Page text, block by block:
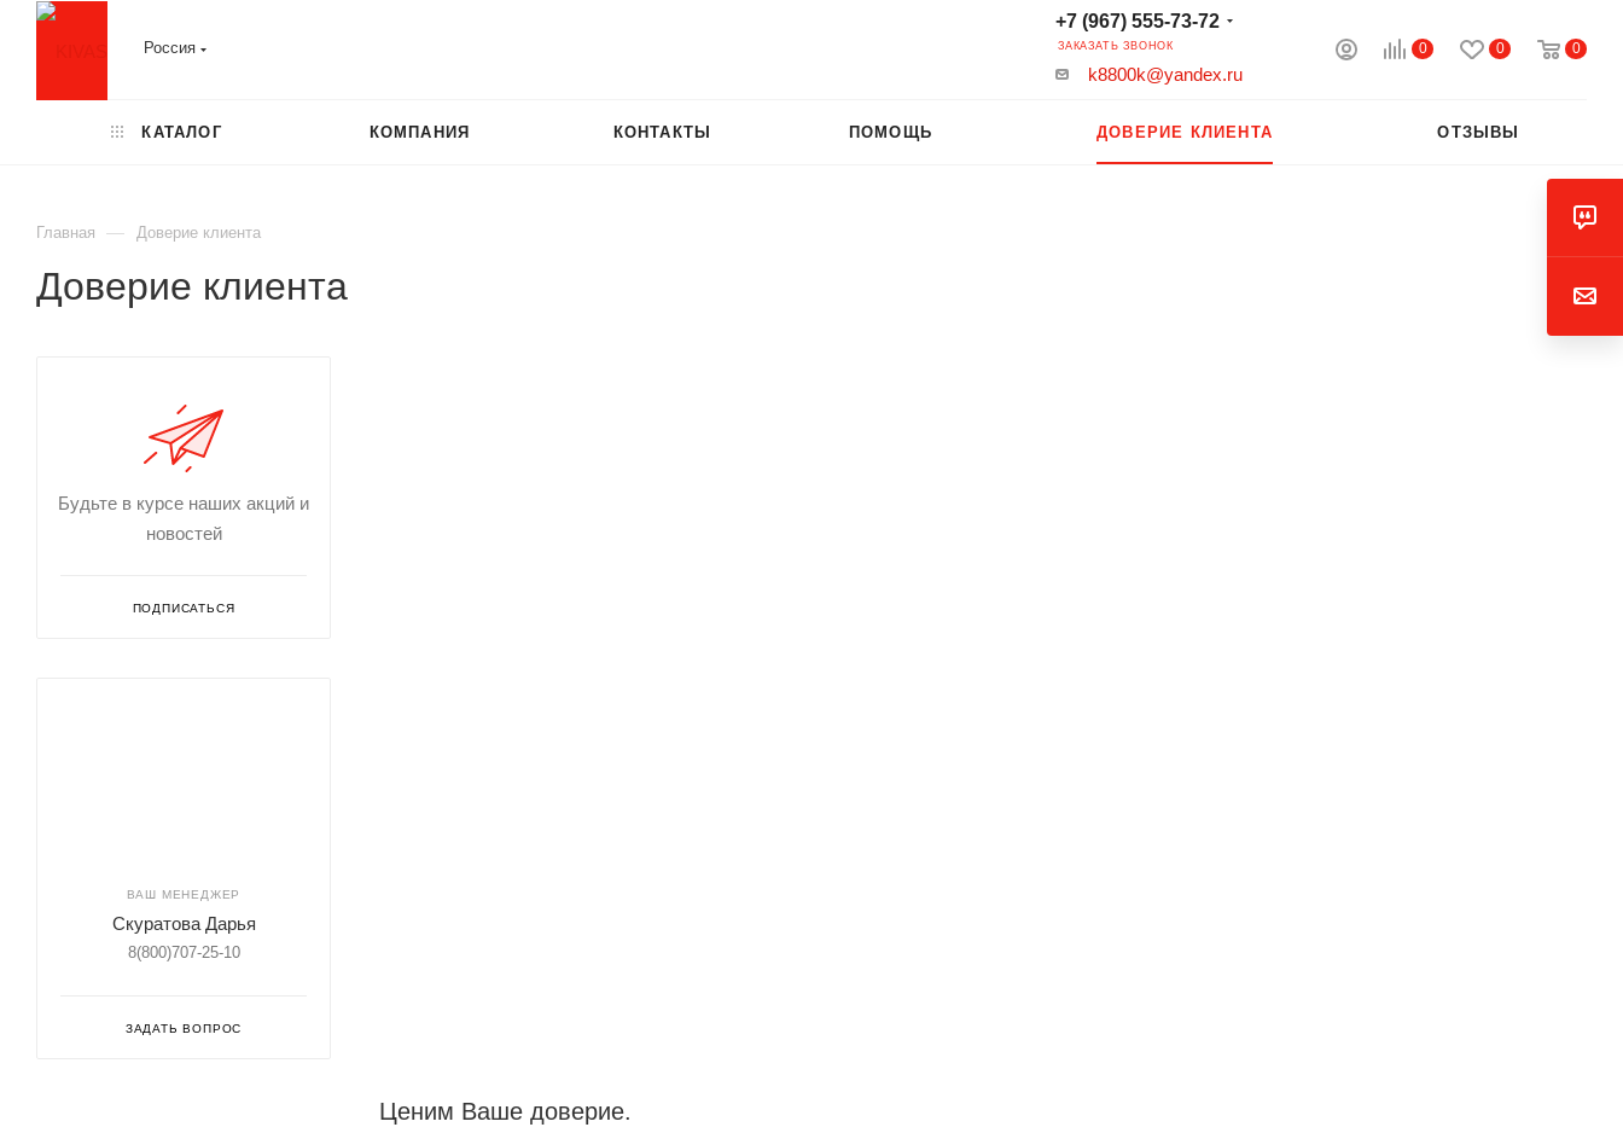
Россия 0 0 0
+7 (967) 555-73-72
ЗАКАЗАТЬ ЗВОНОК
k8800k@yandex.ru
КАТАЛОГ КОМПАНИЯ КОНТАКТЫ ПОМОЩЬ ДОВЕРИЕ КЛИЕНТА ОТЗЫВЫ
Главная — Доверие клиента
Доверие клиента
Ценим Ваше доверие.
Будьте в курсе наших акций и
новостей
ПОДПИСАТЬСЯ
ВАШ МЕНЕДЖЕР
Скуратова Дарья
8(800)707-25-10
ЗАДАТЬ ВОПРОС